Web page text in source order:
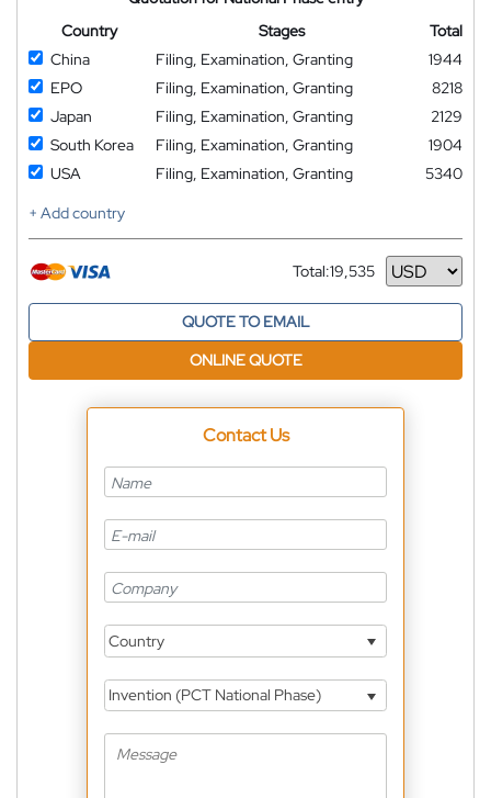
Country
Stages
Total
China
Filing, Examination, Granting
1944
EPO
Filing, Examination, Granting
8218
Japan
Filing, Examination, Granting
2129
South Korea
Filing, Examination, Granting
1904
USA
Filing, Examination, Granting
5340
+ Add country
Total:19,535
Currency
QUOTE TO EMAIL
ONLINE QUOTE
Contact Us
Country
Invention (PCT National Phase)